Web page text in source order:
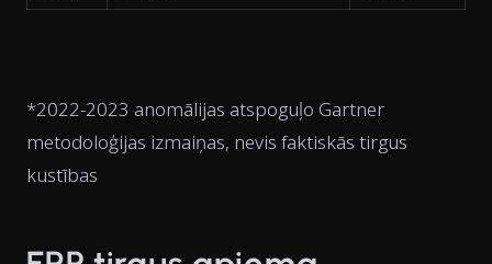
*2022-2023 anomālijas atspoguļo Gartner
metodoloģijas izmaiņas, nevis faktiskās tirgus
kustības